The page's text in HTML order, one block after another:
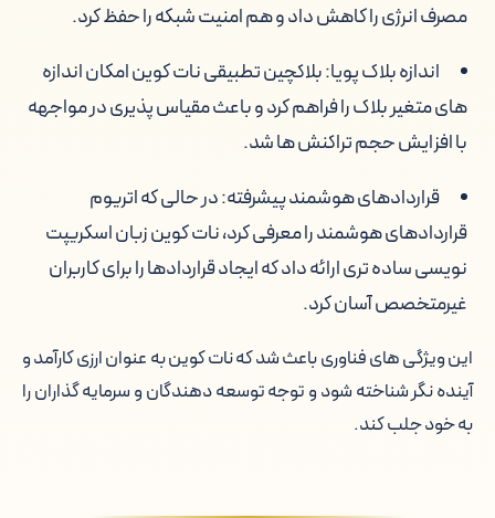
مصرف انرژی را کاهش داد و هم امنیت شبکه را حفظ کرد.
اندازه بلاک پویا: بلاکچین تطبیقی نات کوین امکان اندازه
های متغیر بلاک را فراهم کرد و باعث مقیاس پذیری در مواجهه
با افزایش حجم تراکنش ها شد.
قراردادهای هوشمند پیشرفته: در حالی که اتریوم
قراردادهای هوشمند را معرفی کرد، نات کوین زبان اسکریپت
نویسی ساده تری ارائه داد که ایجاد قراردادها را برای کاربران
غیرمتخصص آسان کرد.
این ویژگی های فناوری باعث شد که نات کوین به عنوان ارزی کارآمد و
آینده نگر شناخته شود و توجه توسعه دهندگان و سرمایه گذاران را
به خود جلب کند.